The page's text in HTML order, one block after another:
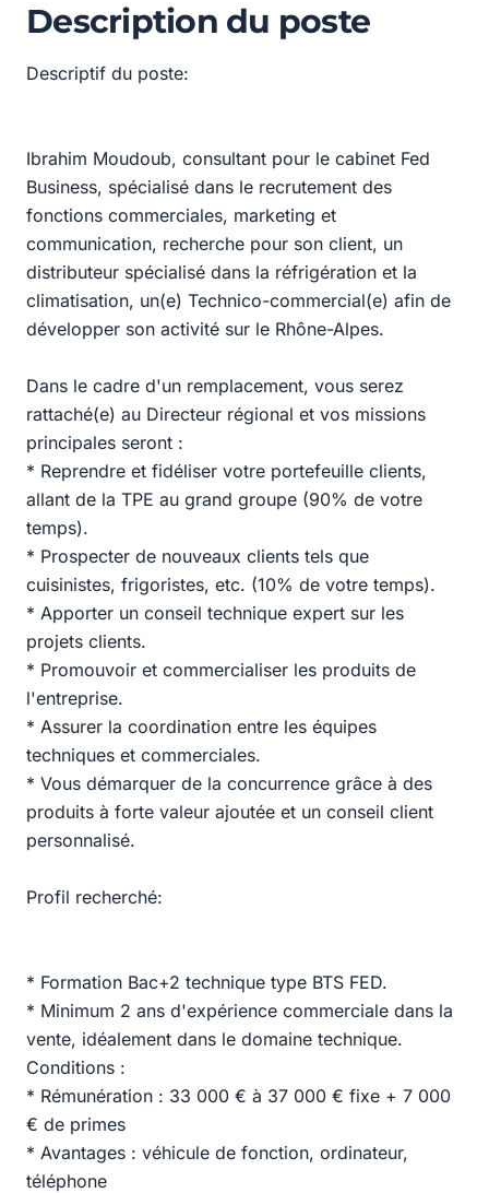
Description du poste
Descriptif du poste:
Ibrahim Moudoub, consultant pour le cabinet Fed
Business, spécialisé dans le recrutement des
fonctions commerciales, marketing et
communication, recherche pour son client, un
distributeur spécialisé dans la réfrigération et la
climatisation, un(e) Technico-commercial(e) afin de
développer son activité sur le Rhône-Alpes.
Dans le cadre d'un remplacement, vous serez
rattaché(e) au Directeur régional et vos missions
principales seront :
* Reprendre et fidéliser votre portefeuille clients,
allant de la TPE au grand groupe (90% de votre
temps).
* Prospecter de nouveaux clients tels que
cuisinistes, frigoristes, etc. (10% de votre temps).
* Apporter un conseil technique expert sur les
projets clients.
* Promouvoir et commercialiser les produits de
l'entreprise.
* Assurer la coordination entre les équipes
techniques et commerciales.
* Vous démarquer de la concurrence grâce à des
produits à forte valeur ajoutée et un conseil client
personnalisé.
Profil recherché:
* Formation Bac+2 technique type BTS FED.
* Minimum 2 ans d'expérience commerciale dans la
vente, idéalement dans le domaine technique.
Conditions :
* Rémunération : 33 000 € à 37 000 € fixe + 7 000
€ de primes
* Avantages : véhicule de fonction, ordinateur,
téléphone